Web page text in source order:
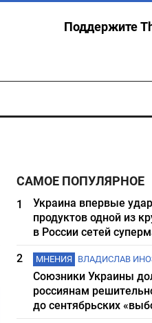
Поддержите
САМОЕ ПОПУЛЯРНОЕ
1
Украина впервые
продуктов одной из
в России сетей
2
МНЕНИЯ ВЛАДИСЛАВ
Союзники Украины
россиянам
до сентябрьских